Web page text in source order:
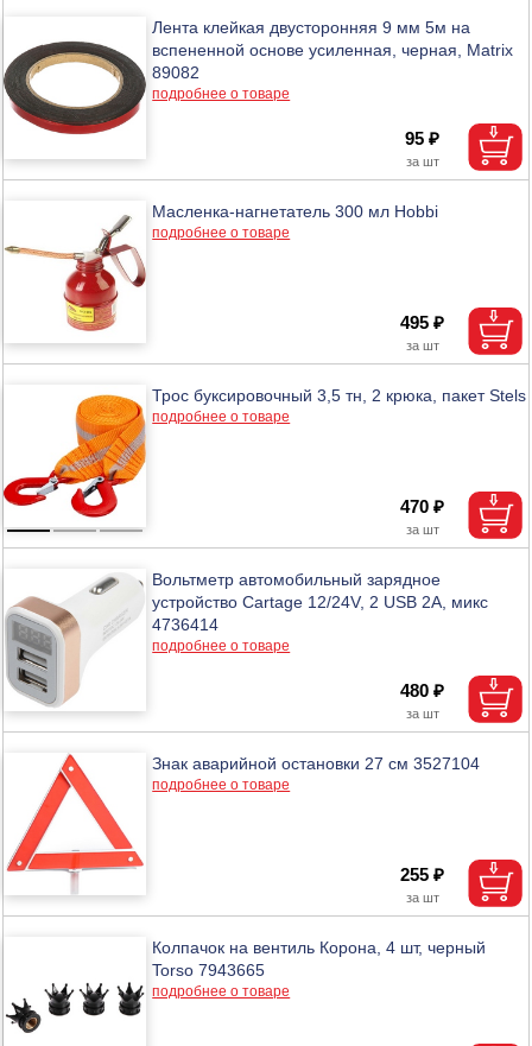
Лента клейкая двусторонняя 9 мм 5м на
вспененной основе усиленная, черная, Matrix
89082
подробнее о товаре
95 ₽
Масленка-нагнетатель 300 мл Hobbi
подробнее о товаре
495 ₽
Трос буксировочный 3,5 тн, 2 крюка, пакет Stels
подробнее о товаре
470 ₽
Вольтметр автомобильный зарядное
устройство Cartage 12/24V, 2 USB 2А, микс
4736414
подробнее о товаре
480 ₽
Знак аварийной остановки 27 см 3527104
подробнее о товаре
255 ₽
Колпачок на вентиль Корона, 4 шт, черный
Torso 7943665
подробнее о товаре